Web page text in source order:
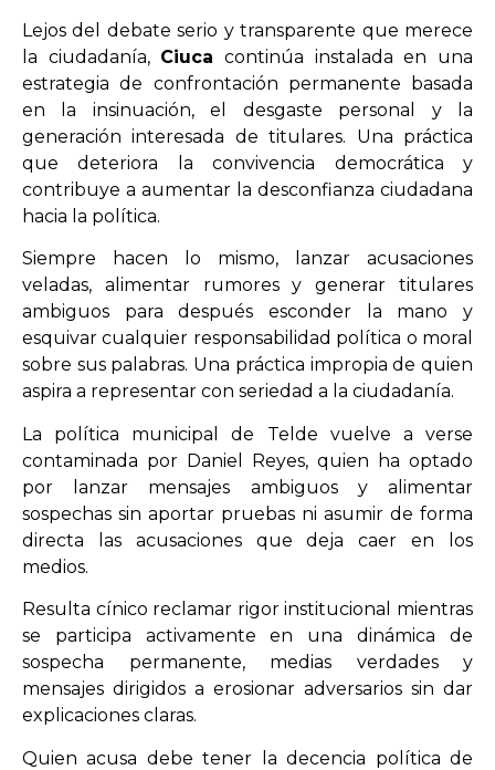
Lejos del debate serio y transparente que merece
la ciudadanía, Ciuca continúa instalada en una
estrategia de confrontación permanente basada
en la insinuación, el desgaste personal y la
generación interesada de titulares. Una práctica
que deteriora la convivencia democrática y
contribuye a aumentar la desconfianza ciudadana
hacia la política.
Siempre hacen lo mismo, lanzar acusaciones
veladas, alimentar rumores y generar titulares
ambiguos para después esconder la mano y
esquivar cualquier responsabilidad política o moral
sobre sus palabras. Una práctica impropia de quien
aspira a representar con seriedad a la ciudadanía.
La política municipal de Telde vuelve a verse
contaminada por Daniel Reyes, quien ha optado
por lanzar mensajes ambiguos y alimentar
sospechas sin aportar pruebas ni asumir de forma
directa las acusaciones que deja caer en los
medios.
Resulta cínico reclamar rigor institucional mientras
se participa activamente en una dinámica de
sospecha permanente, medias verdades y
mensajes dirigidos a erosionar adversarios sin dar
explicaciones claras.
Quien acusa debe tener la decencia política de